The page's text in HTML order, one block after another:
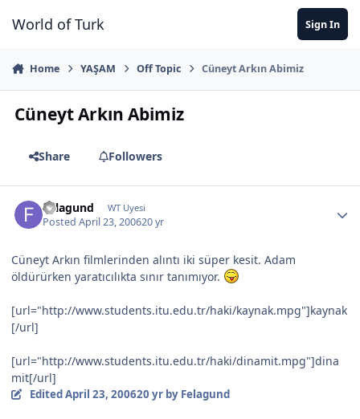
World of Turk Sign In
Home YAŞAM Off Topic Cüneyt Arkın Abimiz
Cüneyt Arkın Abimiz
Share Followers
Felagund WT Uyesi
PostedApril 23, 200620 yr
Cüneyt Arkın filmlerinden alıntı iki süper kesit. Adam
öldürürken yaratıcılıkta sınır tanımıyor.
[url="http://www.students.itu.edu.tr/haki/kaynak.mpg"]kaynak
[/url]
[url="http://www.students.itu.edu.tr/haki/dinamit.mpg"]dina
mit[/url]
EditedApril 23, 200620 yrby Felagund